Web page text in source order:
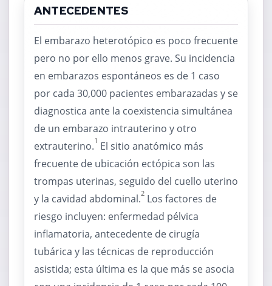
ANTECEDENTES
El embarazo heterotópico es poco frecuente
pero no por ello menos grave. Su incidencia
en embarazos espontáneos es de 1 caso
por cada 30,000 pacientes embarazadas y se
diagnostica ante la coexistencia simultánea
de un embarazo intrauterino y otro
extrauterino.1 El sitio anatómico más
frecuente de ubicación ectópica son las
trompas uterinas, seguido del cuello uterino
y la cavidad abdominal.2 Los factores de
riesgo incluyen: enfermedad pélvica
inflamatoria, antecedente de cirugía
tubárica y las técnicas de reproducción
asistida; esta última es la que más se asocia